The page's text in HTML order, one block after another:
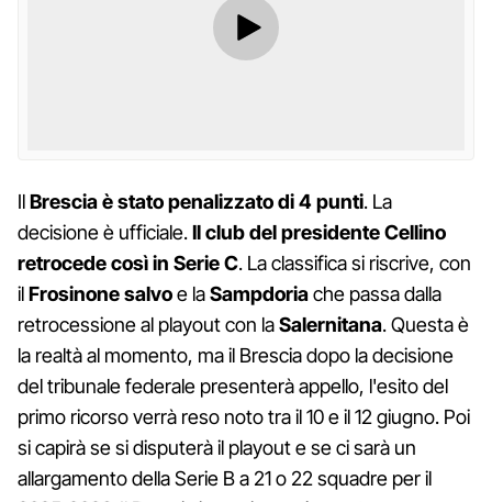
IlBrescia è stato penalizzato di 4 punti. La
decisione è ufficiale.Il club del presidente Cellino
retrocede così in Serie C. La classifica si riscrive, con
ilFrosinone salvoe laSampdoriache passa dalla
retrocessione al playout con laSalernitana. Questa è
la realtà al momento, ma il Brescia dopo la decisione
del tribunale federale presenterà appello, l'esito del
primo ricorso verrà reso noto tra il 10 e il 12 giugno. Poi
si capirà se si disputerà il playout e se ci sarà un
allargamento della Serie B a 21 o 22 squadre per il